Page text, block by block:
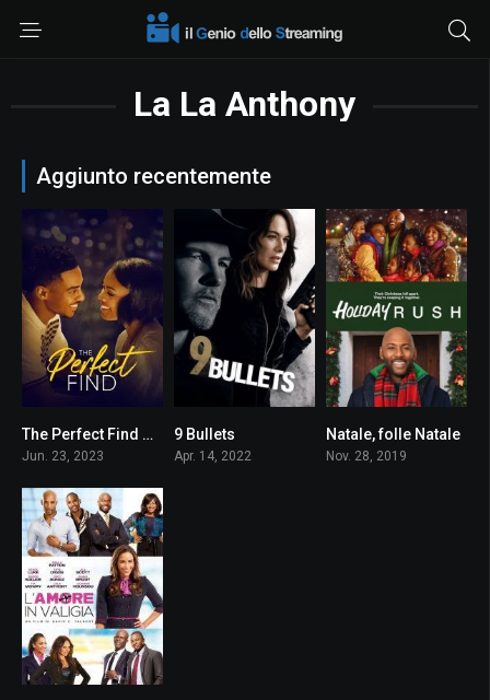
La La Anthony
Aggiunto recentemente
7.4
The Perfect Find – Tutto è davvero possibile
Jun. 23, 2023
9 Bullets
Apr. 14, 2022
0
Natale, folle Natale
Nov. 28, 2019